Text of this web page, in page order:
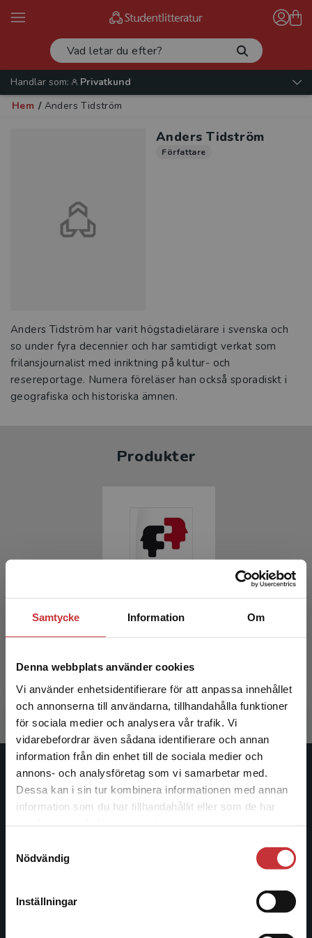
Samtycke Information Om
Denna webbplats använder cookies
Vi använder enhetsidentifierare för att anpassa innehållet
och annonserna till användarna, tillhandahålla funktioner
för sociala medier och analysera vår trafik. Vi
vidarebefordrar även sådana identifierare och annan
information från din enhet till de sociala medier och
annons- och analysföretag som vi samarbetar med.
Dessa kan i sin tur kombinera informationen med annan
information som du har tillhandahållit eller som de har
Nödvändig
Inställningar
Begränsad fraktregion
Det verkar som att du besöker
studentlitteratur.se via en enhet utanför Sverige.
Vi erbjuder inte leveranser utanför Sverige. För
att kunna slutföra ett köp måste
Handlar som:
Privatkund
Hem / Anders Tidström
Anders Tidström
Författare
Anders Tidström har varit högstadielärare i svenska och
so under fyra decennier och har samtidigt verkat som
frilansjournalist med inriktning på kultur- och
resereportage. Numera föreläser han också sporadiskt i
geografiska och historiska ämnen.
Produkter
Tvålärarskap
Exkl. moms: 271 kr
Studentlitteratur
Studentlitteratur grundades 1963 och är idag Sveriges
ledande utbildningsförlag. Med läromedel, kurslitteratur,
informationstjänster i utbudet, finns Studentlitteratur med